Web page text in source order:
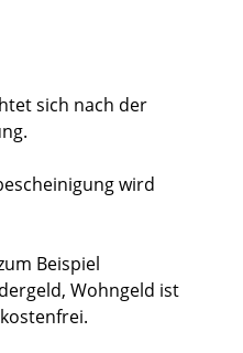
sich nach der
wird
Beispiel
Wohngeld ist